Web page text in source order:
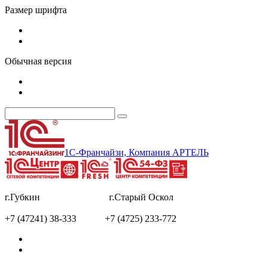
Размер шрифта
Обычная версия
1С-Франчайзи, Компания АРТЕЛЬ
г.Губкин г.Старый Оскол
+7 (47241) 38-333 +7 (4725) 233-772